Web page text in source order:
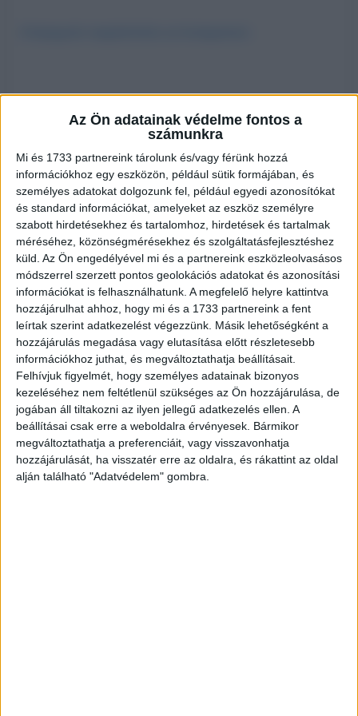
Az Ön adatainak védelme fontos a
számunkra
Mi és 1733 partnereink tárolunk és/vagy férünk hozzá
információkhoz egy eszközön, például sütik formájában, és
személyes adatokat dolgozunk fel, például egyedi azonosítókat
és standard információkat, amelyeket az eszköz személyre
szabott hirdetésekhez és tartalomhoz, hirdetések és tartalmak
méréséhez, közönségmérésekhez és szolgáltatásfejlesztéshez
küld. Az Ön engedélyével mi és a partnereink eszközleolvasásos
módszerrel szerzett pontos geolokációs adatokat és azonosítási
információkat is felhasználhatunk. A megfelelő helyre kattintva
hozzájárulhat ahhoz, hogy mi és a 1733 partnereink a fent
leírtak szerint adatkezelést végezzünk. Másik lehetőségként a
hozzájárulás megadása vagy elutasítása előtt részletesebb
információkhoz juthat, és megváltoztathatja beállításait.
Felhívjuk figyelmét, hogy személyes adatainak bizonyos
kezeléséhez nem feltétlenül szükséges az Ön hozzájárulása, de
jogában áll tiltakozni az ilyen jellegű adatkezelés ellen. A
beállításai csak erre a weboldalra érvényesek. Bármikor
megváltoztathatja a preferenciáit, vagy visszavonhatja
hozzájárulását, ha visszatér erre az oldalra, és rákattint az oldal
alján található "Adatvédelem" gombra.
Tímea Gelencsér (@timella) által megosztott bejegyzés
A folyamatos pörgés mellett több mint egy éve tartanak Timi és párja
új házának felújítási munkálatai, amelynek során rengeteg nem várt
akadályba ütköztek, emiatt pedig a befejezés egyre későbbre
Az eddigi viszontagságok ellenére a ház már legalább
kezdi megközelíteni a végleges állapotát, de még mindig van
munka bőven.
A Tűz Ló évében most egy picit úgy érzem, mintha vágtázni kezdtek
volna a dolgok a ház körül, és nem számítottam ekkora ugrásra, de
az az igazság, hogy ez most nagyon jól jön, mert eladták a lakást a
fejünk fölül és egy hónapunk van arra, hogy kiköltözzünk